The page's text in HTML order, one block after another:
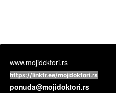
www.mojidoktori.rs
https://linktr.ee/mojidoktori.rs
ponuda@mojidoktori.rs